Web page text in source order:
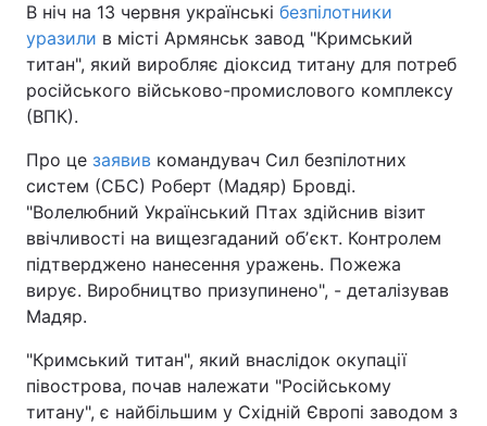
Головна Війна
Україна Політика
Економіка
Спорт Наука
Техно і зв'язок Лайт
Зброя Інциденти
Здоров'я
Цікавинки Погода
Екологія Регіони
В ніч на 13 червня українські безпілотники
уразили в місті Армянськ завод "Кримський
титан", який виробляє діоксид титану для потреб
російського військово-промислового комплексу
(ВПК).
Про це заявив командувач Сил безпілотних
систем (СБС) Роберт (Мадяр) Бровді.
"Волелюбний Український Птах здійснив візит
ввічливості на вищезгаданий обʼєкт. Контролем
підтверджено нанесення уражень. Пожежа
вирує. Виробництво призупинено", - деталізував
Мадяр.
"Кримський титан", який внаслідок окупації
півострова, почав належати "Російському
титану", є найбільшим у Східній Європі заводом з